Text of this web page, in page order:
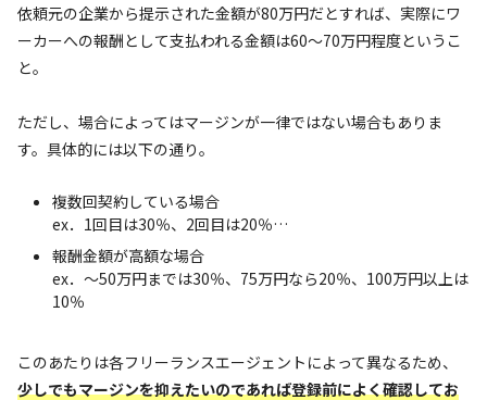
依頼元の企業から提示された金額が80万円だとすれば、実際にワ
ーカーへの報酬として支払われる金額は60〜70万円程度というこ
と。
ただし、場合によってはマージンが一律ではない場合もありま
す。具体的には以下の通り。
複数回契約している場合
ex．1回目は30％、2回目は20％…
報酬金額が高額な場合
ex．〜50万円までは30％、75万円なら20％、100万円以上は
10％
このあたりは各フリーランスエージェントによって異なるため、
少しでもマージンを抑えたいのであれば登録前によく確認してお